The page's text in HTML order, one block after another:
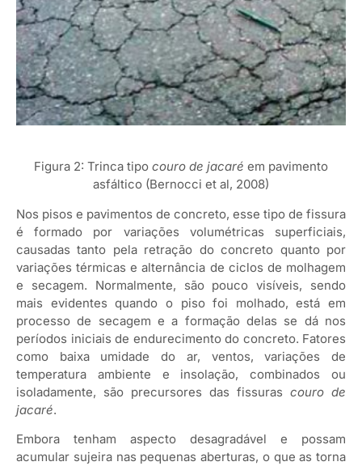
Figura 2: Trinca tipo couro de jacaré em pavimento
asfáltico (Bernocci et al, 2008)
Nos pisos e pavimentos de concreto, esse tipo de fissura
é formado por variações volumétricas superficiais,
causadas tanto pela retração do concreto quanto por
variações térmicas e alternância de ciclos de molhagem
e secagem. Normalmente, são pouco visíveis, sendo
mais evidentes quando o piso foi molhado, está em
processo de secagem e a formação delas se dá nos
períodos iniciais de endurecimento do concreto. Fatores
como baixa umidade do ar, ventos, variações de
temperatura ambiente e insolação, combinados ou
isoladamente, são precursores das fissuras couro de
jacaré.
Embora tenham aspecto desagradável e possam
acumular sujeira nas pequenas aberturas, o que as torna